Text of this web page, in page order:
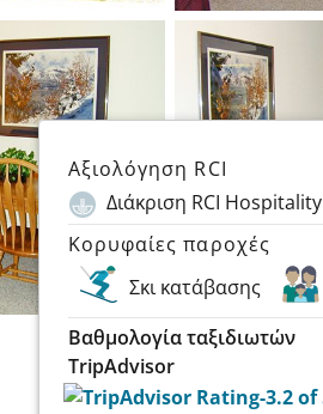
Αξιολόγηση RCI
Διάκριση RCI Hospitality
Κορυφαίες παροχές
Σκι κατάβασης
Βαθμολογία ταξιδιωτών
TripAdvisor